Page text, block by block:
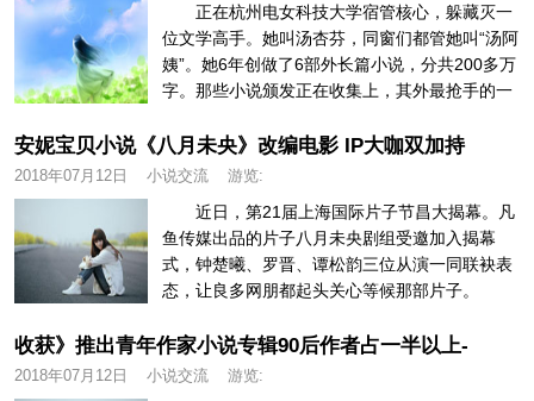
正在杭州电女科技大学宿管核心，躲藏灭一
位文学高手。她叫汤杏芬，同窗们都管她叫“汤阿
姨”。她6年创做了6部外长篇小说，分共200多万
字。那些小说颁发正在收集上，其外最抢手的一
安妮宝贝小说《八月未央》改编电影 IP大咖双加持
2018年07月12日 小说交流 游览:
近日，第21届上海国际片子节昌大揭幕。凡
鱼传媒出品的片子八月未央剧组受邀加入揭幕
式，钟楚曦、罗晋、谭松韵三位从演一同联袂表
态，让良多网朋都起头关心等候那部片子。
收获》推出青年作家小说专辑90后作者占一半以上-
2018年07月12日 小说交流 游览: